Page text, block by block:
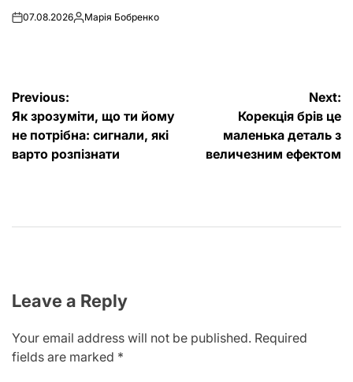
on07.08.2026Posted
Марія Бобренко
Post
navigation
Previous:
Як зрозуміти, що ти йому
не потрібна: сигнали, які
варто розпізнати⁠
Next:
Корекція брів це
маленька деталь з
величезним ефектом
Leave a Reply
Your email address will not be published. Required
fields are marked *